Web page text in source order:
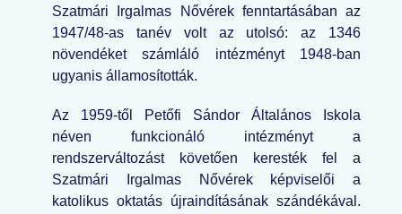
Szatmári Irgalmas Nővérek fenntartásában az
1947/48-as tanév volt az utolsó: az 1346
növendéket számláló intézményt 1948-ban
ugyanis államosították.
Az 1959-től Petőfi Sándor Általános Iskola
néven funkcionáló intézményt a
rendszerváltozást követően keresték fel a
Szatmári Irgalmas Nővérek képviselői a
katolikus oktatás újraindításának szándékával.